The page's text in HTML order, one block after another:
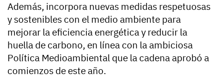
Además, incorpora nuevas medidas respetuosas
y sostenibles con el medio ambiente para
mejorar la eficiencia energética y reducir la
huella de carbono, en línea con la ambiciosa
Política Medioambiental que la cadena aprobó a
comienzos de este año.